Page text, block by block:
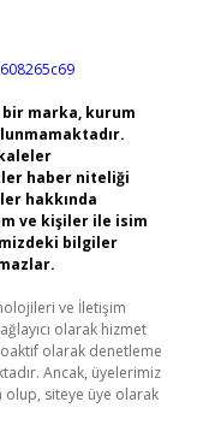
marka, kurum
haber niteliği
hakkında
ve kişiler ile isim
bilgiler
ve İletişim
olarak hizmet
olarak denetleme
Ancak, üyelerimiz
olup, siteye üye olarak